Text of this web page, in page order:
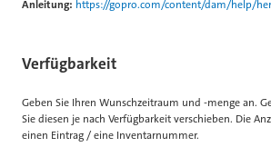
Anleitung: https://gopro.com/content/dam/help/hero3plus-silver-edition/manuals/
Verfügbarkeit
Geben Sie Ihren Wunschzeitraum und -menge an.
Sie diesen je nach Verfügbarkeit verschieben. Die
einen Eintrag / eine Inventarnummer.